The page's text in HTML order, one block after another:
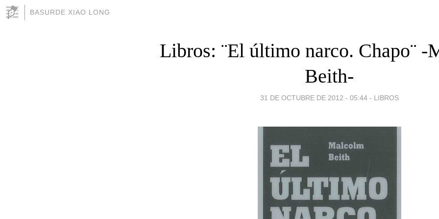
BASURDE XIAO LONG
Libros: ¨El último narco. Chapo¨ -
Beith-
31 DE OCTUBRE DE 2012 - 05:44 - LIBROS